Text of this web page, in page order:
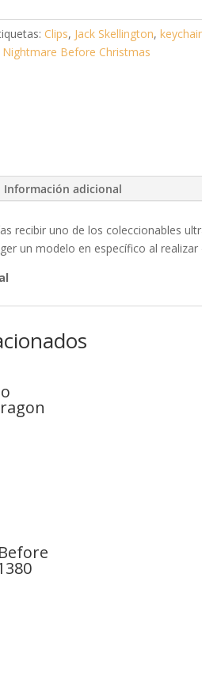
Clips, Jack Skellington,
Nightmare Before Christmas
Información adicional
recibir uno de los coleccionables
un modelo en específico al